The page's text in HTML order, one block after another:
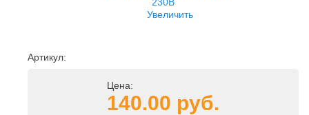
Увеличить
Артикул:
Цена:
140.00 руб.